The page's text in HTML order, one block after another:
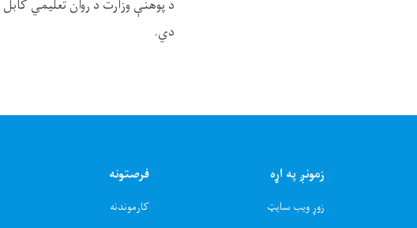
دي.
زمونږ په اړه
زوړ ویب سایټ
فرصتونه
کارموندنه